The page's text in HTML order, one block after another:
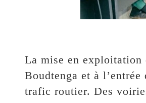
‎La mise en exploitation
Boudtenga et à
trafic routier. Des